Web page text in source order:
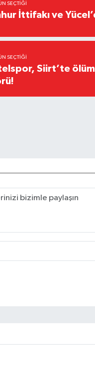
SEÇTIĞI
İttifakı ve
SEÇTIĞI
Siirt’te